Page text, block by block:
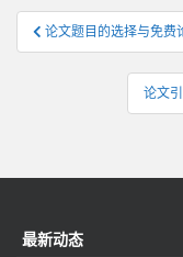
文
章
论文题目的选择与免费
论文
最新动态